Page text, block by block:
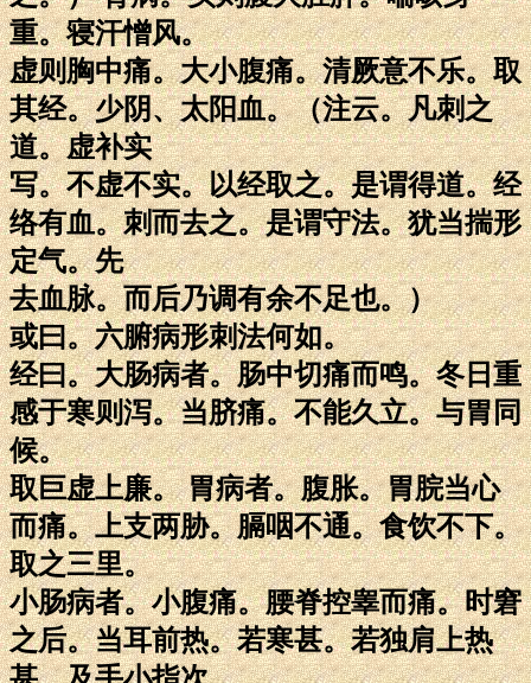
重。寝汗憎风。
虚则胸中痛。大小腹痛。清厥意不乐。取
其经。少阴、太阳血。（注云。凡刺之
道。虚补实
写。不虚不实。以经取之。是谓得道。经
络有血。刺而去之。是谓守法。犹当揣形
定气。先
去血脉。而后乃调有余不足也。）
或曰。六腑病形刺法何如。
经曰。大肠病者。肠中切痛而鸣。冬日重
感于寒则泻。当脐痛。不能久立。与胃同
候。
取巨虚上廉。 胃病者。腹胀。胃脘当心
而痛。上支两胁。膈咽不通。食饮不下。
取之三里。
小肠病者。小腹痛。腰脊控睾而痛。时窘
之后。当耳前热。若寒甚。若独肩上热